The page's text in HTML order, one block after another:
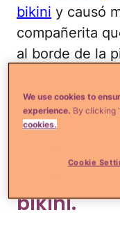
bikini y causó
compañerita
al borde de la
más hermoso
hermosura!
Ana
pancita
bikini.
We use cookies to
experience. By clicking
cookies.
Cookie